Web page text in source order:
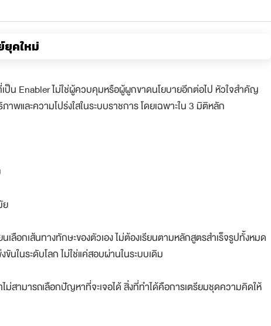
ยุคใหม่
ป็น Enabler ไม่ใช่ผู้ควบคุมหรือผู้ผูกขาดนโยบายอีกต่อไป หัวใจสำคัญ
าพและความโปร่งใสในระบบราชการ โดยเฉพาะใน 3 มิติหลัก
ย
ลือกเส้นทางทักษะของตัวเอง ไม่ต้องเรียนตามหลักสูตรสำเร็จรูปทั้งหมด
ในระดับโลก ไม่ใช่แค่สอบผ่านในระบบเดิม
สามารถเลือกปัญหาที่จะเจอได้ สิ่งที่ทำได้คือการเตรียมชุดความคิดให้